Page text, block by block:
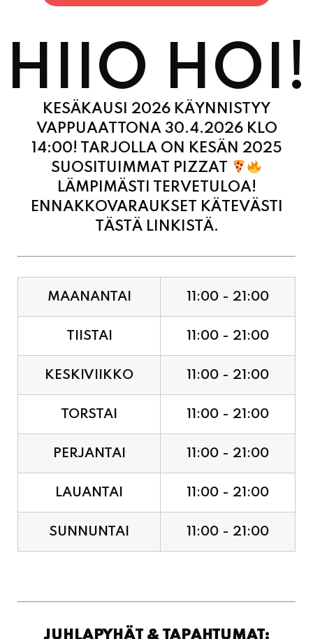
HIIO HOI!
KESÄKAUSI 2026 KÄYNNISTYY
VAPPUAATTONA 30.4.2026 KLO
14:00! TARJOLLA ON KESÄN 2025
SUOSITUIMMAT PIZZAT
LÄMPIMÄSTI TERVETULOA!
ENNAKKOVARAUKSET KÄTEVÄSTI
TÄSTÄ LINKISTÄ.
MAANANTAI 11:00 - 21:00
TIISTAI 11:00 - 21:00
KESKIVIIKKO 11:00 - 21:00
TORSTAI 11:00 - 21:00
PERJANTAI 11:00 - 21:00
LAUANTAI 11:00 - 21:00
SUNNUNTAI 11:00 - 21:00
JUHLAPYHÄT & TAPAHTUMAT: